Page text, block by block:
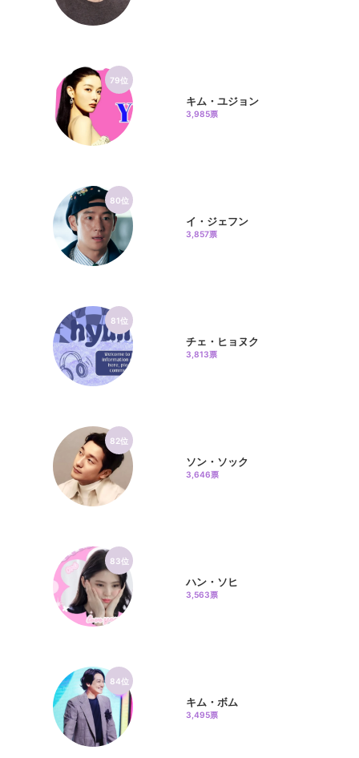
79位
キム・ユジョン
3,985票
80位
イ・ジェフン
3,857票
81位
チェ・ヒョヌク
3,813票
82位
ソン・ソック
3,646票
83位
ハン・ソヒ
3,563票
84位
キム・ボム
3,495票